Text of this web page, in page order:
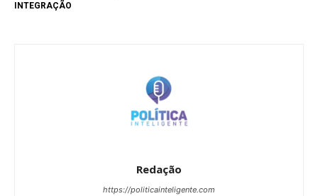
INTEGRAÇÃO
Redação
https://politicainteligente.com